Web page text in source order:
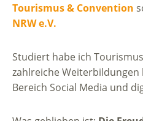
Tourismus & Convention
NRW e.V.
Studiert habe ich
zahlreiche
Bereich Social Media und